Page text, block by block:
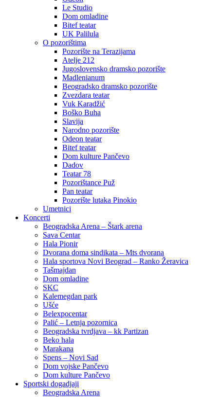
Le Studio
Dom omladine
Bitef teatar
UK Palilula
O pozorištima
Pozorište na Terazijama
Atelje 212
Jugoslovensko dramsko pozorište
Madlenianum
Beogradsko dramsko pozorište
Zvezdara teatar
Vuk Karadžić
Boško Buha
Slavija
Narodno pozorište
Odeon teatar
Bitef teatar
Dom kulture Pančevo
Dadov
Teatar 78
Pozorištance Puž
Pan teatar
Pozorište lutaka Pinokio
Umetnici
Koncerti
Beogradska Arena – Štark arena
Sava Centar
Hala Pionir
Dvorana doma sindikata – Mts dvorana
Hala sportova Novi Beograd – Ranko Žeravica
Tašmajdan
Dom omladine
SKC
Kalemegdan park
Ušće
Belexpocentar
Palić – Letnja pozornica
Beogradska tvrdjava – kk Partizan
Beko hala
Marakana
Spens – Novi Sad
Dom vojske Pančevo
Dom kulture Pančevo
Sportski dogadjaji
Beogradska Arena